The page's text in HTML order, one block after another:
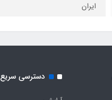
ایران
دسترسی سریع